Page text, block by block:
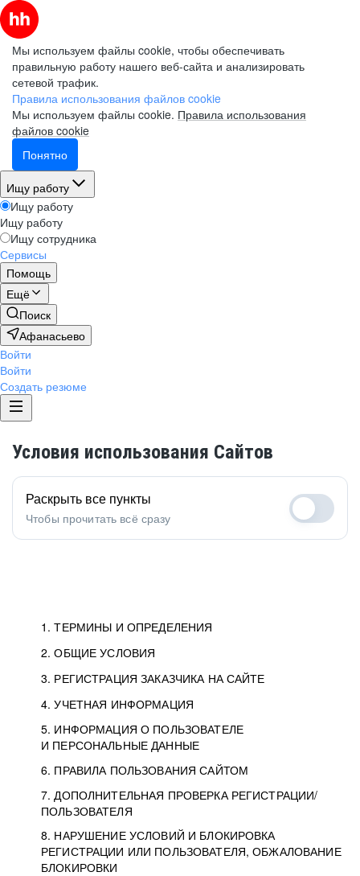
Мы используем файлы cookie, чтобы обеспечивать
правильную работу нашего веб-сайта и анализировать
сетевой трафик.
Правила использования файлов cookie
Мы используем файлы cookie. Правила использования
файлов cookie
Понятно
Ищу работу
Ищу работу
Ищу работу
Ищу сотрудника
Сервисы
Помощь
Ещё
Поиск
Афанасьево
Войти
Войти
Создать резюме
Условия использования Сайтов
1. ТЕРМИНЫ И ОПРЕДЕЛЕНИЯ
2. ОБЩИЕ УСЛОВИЯ
3. РЕГИСТРАЦИЯ ЗАКАЗЧИКА НА САЙТЕ
4. УЧЕТНАЯ ИНФОРМАЦИЯ
5. ИНФОРМАЦИЯ О ПОЛЬЗОВАТЕЛЕ
И ПЕРСОНАЛЬНЫЕ ДАННЫЕ
6. ПРАВИЛА ПОЛЬЗОВАНИЯ САЙТОМ
7. ДОПОЛНИТЕЛЬНАЯ ПРОВЕРКА РЕГИСТРАЦИИ/
ПОЛЬЗОВАТЕЛЯ
8. НАРУШЕНИЕ УСЛОВИЙ И БЛОКИРОВКА
РЕГИСТРАЦИИ ИЛИ ПОЛЬЗОВАТЕЛЯ, ОБЖАЛОВАНИЕ
БЛОКИРОВКИ
Раскрыть все пункты
Чтобы прочитать всё сразу